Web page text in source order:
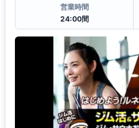
営業時間
24:00間